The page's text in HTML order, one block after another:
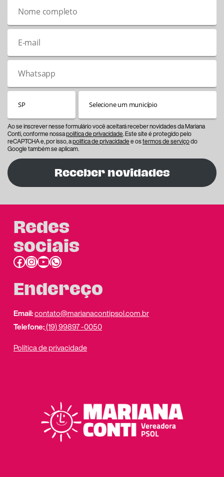
Ao se inscrever nesse formulário você aceitará receber novidades da Mariana
Conti, conforme nossapolítica de privacidade. Este site é protegido pelo
reCAPTCHA e, por isso, apolítica de privacidadee ostermos de serviçodo
Google também se aplicam.
Receber novidades
Redes
sociais
Facebook InstagramYoutube link do whatsapp
Endereço
Email:contato@marianacontipsol.com.br
Telefone:(19) 99897 -0050
Política de privacidade